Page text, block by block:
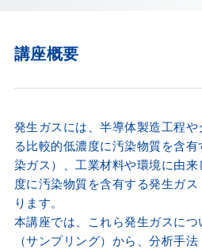
講座概要
発生ガスには、半導体製造工程
る比較的低濃度に汚染物質を含
染ガス）、工業材料や環境に由
度に汚染物質を含有する発生ガ
ります。
本講座では、これら発生ガスに
（サンプリング）から、分析手